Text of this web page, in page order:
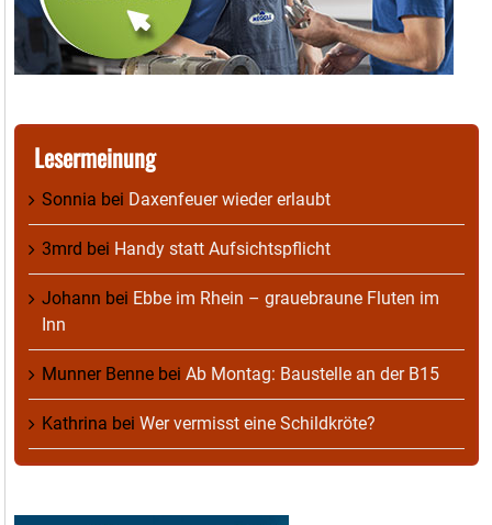
Lesermeinung
Sonnia bei Daxenfeuer wieder erlaubt
3mrd bei Handy statt Aufsichtspflicht
Johann bei Ebbe im Rhein – grauebraune Fluten im
Inn
Munner Benne bei Ab Montag: Baustelle an der B15
Kathrina bei Wer vermisst eine Schildkröte?